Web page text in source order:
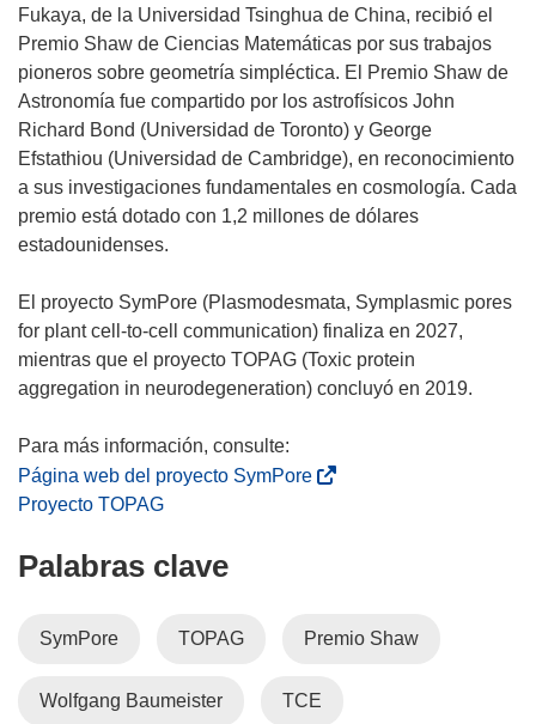
n
u
n
a
n
u
e
v
a
e
n
t
a
a
)
Fukaya, de la Universidad Tsinghua de China, recibió el
Premio Shaw de Ciencias Matemáticas por sus trabajos
pioneros sobre geometría simpléctica. El Premio Shaw de
Astronomía fue compartido por los astrofísicos John
Richard Bond (Universidad de Toronto) y George
Efstathiou (Universidad de Cambridge), en reconocimiento
a sus investigaciones fundamentales en cosmología. Cada
premio está dotado con 1,2 millones de dólares
estadounidenses.
El proyecto SymPore (Plasmodesmata, Symplasmic pores
for plant cell-to-cell communication) finaliza en 2027,
mientras que el proyecto TOPAG (Toxic protein
aggregation in neurodegeneration) concluyó en 2019.
Página web del proyecto SymPore(
i
á
Proyecto TOPAG
Palabras clave
SymPore TOPAG Premio Shaw
Wolfgang Baumeister TCE